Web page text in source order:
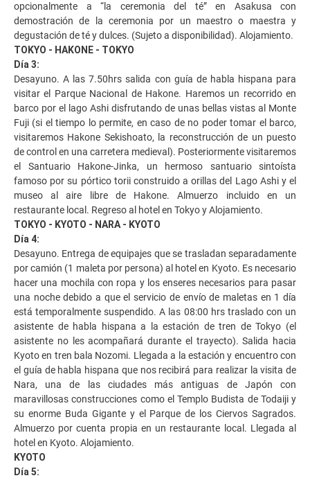
opcionalmente a “la ceremonia del té” en Asakusa con
demostración de la ceremonia por un maestro o maestra y
degustación de té y dulces. (Sujeto a disponibilidad). Alojamiento.
TOKYO - HAKONE - TOKYO
Día 3:
Desayuno. A las 7.50hrs salida con guía de habla hispana para
visitar el Parque Nacional de Hakone. Haremos un recorrido en
barco por el lago Ashi disfrutando de unas bellas vistas al Monte
Fuji (si el tiempo lo permite, en caso de no poder tomar el barco,
visitaremos Hakone Sekishoato, la reconstrucción de un puesto
de control en una carretera medieval). Posteriormente visitaremos
el Santuario Hakone-Jinka, un hermoso santuario sintoísta
famoso por su pórtico torii construido a orillas del Lago Ashi y el
museo al aire libre de Hakone. Almuerzo incluido en un
restaurante local. Regreso al hotel en Tokyo y Alojamiento.
TOKYO - KYOTO - NARA - KYOTO
Día 4:
Desayuno. Entrega de equipajes que se trasladan separadamente
por camión (1 maleta por persona) al hotel en Kyoto. Es necesario
hacer una mochila con ropa y los enseres necesarios para pasar
una noche debido a que el servicio de envío de maletas en 1 día
está temporalmente suspendido. A las 08:00 hrs traslado con un
asistente de habla hispana a la estación de tren de Tokyo (el
asistente no les acompañará durante el trayecto). Salida hacia
Kyoto en tren bala Nozomi. Llegada a la estación y encuentro con
el guía de habla hispana que nos recibirá para realizar la visita de
Nara, una de las ciudades más antiguas de Japón con
maravillosas construcciones como el Templo Budista de Todaiji y
su enorme Buda Gigante y el Parque de los Ciervos Sagrados.
Almuerzo por cuenta propia en un restaurante local. Llegada al
hotel en Kyoto. Alojamiento.
KYOTO
Día 5: